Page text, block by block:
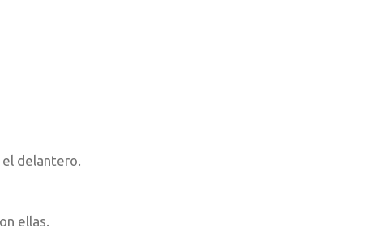
el delantero.
ellas.